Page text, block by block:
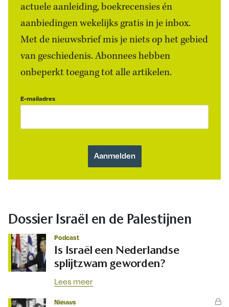
actuele aanleiding, boekrecensies én
aanbiedingen wekelijks gratis in je inbox.
Met de nieuwsbrief mis je niets op het gebied
van geschiedenis. Abonnees hebben
onbeperkt toegang tot alle artikelen.
E-mailadres
Dossier Israël en de Palestijnen
Podcast
Is Israël een Nederlandse
splijtzwam geworden?
Lees meer
Nieuws